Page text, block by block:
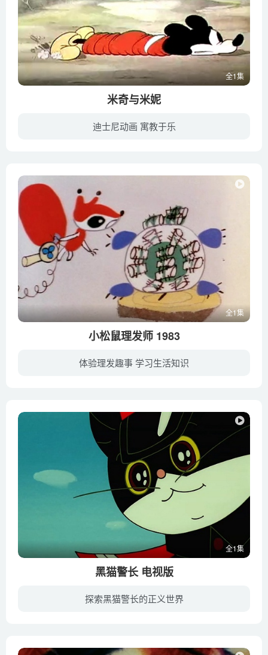
全1集
米奇与米妮
迪士尼动画 寓教于乐
全1集
小松鼠理发师 1983
体验理发趣事 学习生活知识
全1集
黑猫警长 电视版
探索黑猫警长的正义世界